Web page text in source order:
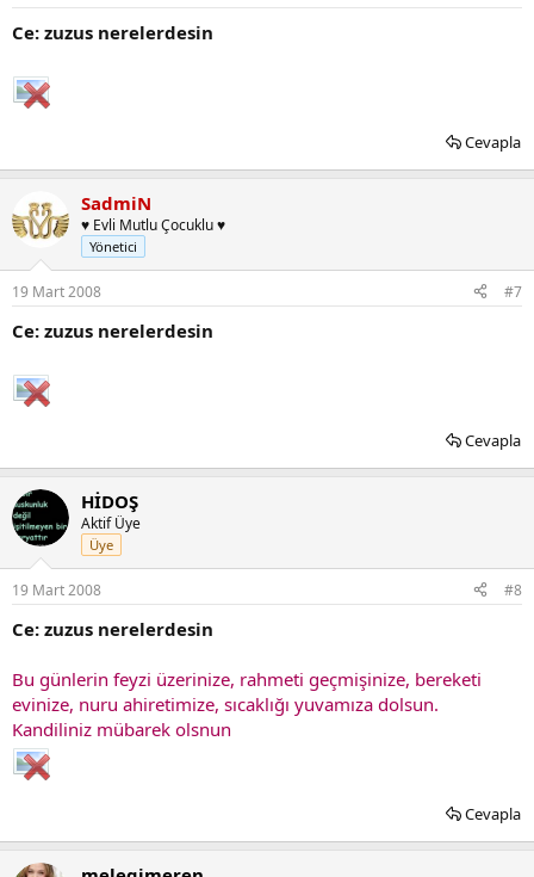
Ce: zuzus nerelerdesin
Cevapla
SadmiN
♥ Evli Mutlu Çocuklu ♥
Yönetici
19 Mart 2008 #7
Ce: zuzus nerelerdesin
Cevapla
HİDOŞ
Aktif Üye
Üye
19 Mart 2008 #8
Ce: zuzus nerelerdesin
Bu günlerin feyzi üzerinize, rahmeti geçmişinize, bereketi
evinize, nuru ahiretimize, sıcaklığı yuvamıza dolsun.
Kandiliniz mübarek olsnun
Cevapla